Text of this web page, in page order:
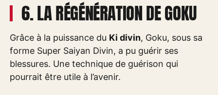
6. LA RÉGÉNÉRATION DE GOKU
Grâce à la puissance du Ki divin, Goku, sous sa
forme Super Saiyan Divin, a pu guérir ses
blessures. Une technique de guérison qui
pourrait être utile à l’avenir.